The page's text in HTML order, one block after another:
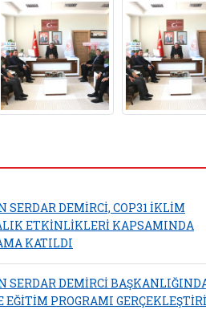
DEMİRCİ, COP31 İKLİM
ETKİNLİKLERİ KAPSAMINDA
KATILDI
SERDAR DEMİRCİ
EĞİTİM PROGRAMI